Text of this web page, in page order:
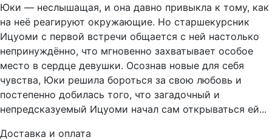
Юки — неслышащая, и она давно привыкла к тому, как
на неё реагируют окружающие. Но старшекурсник
Ицуоми с первой встречи общается с ней настолько
непринуждённо, что мгновенно захватывает особое
место в сердце девушки. Осознав новые для себя
чувства, Юки решила бороться за свою любовь и
постепенно добилась того, что загадочный и
непредсказуемый Ицуоми начал сам открываться ей...
Доставка и оплата